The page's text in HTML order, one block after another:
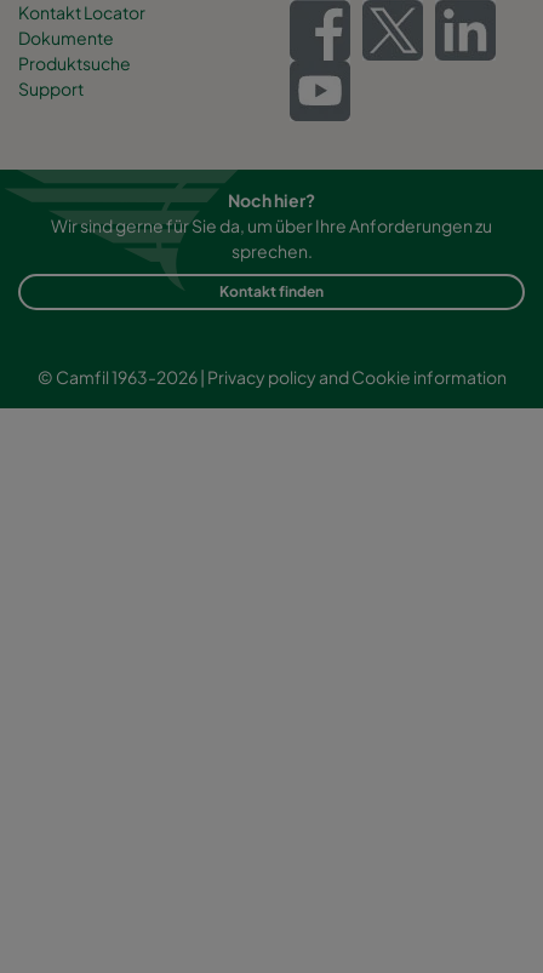
Kontakt Locator
Dokumente
Produktsuche
Support
Noch hier?
Wir sind gerne für Sie da, um über Ihre Anforderungen zu
sprechen.
Kontakt finden
© Camfil 1963-2026 | Privacy policy and Cookie information